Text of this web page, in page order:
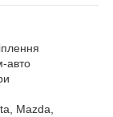
авто
Mazda,